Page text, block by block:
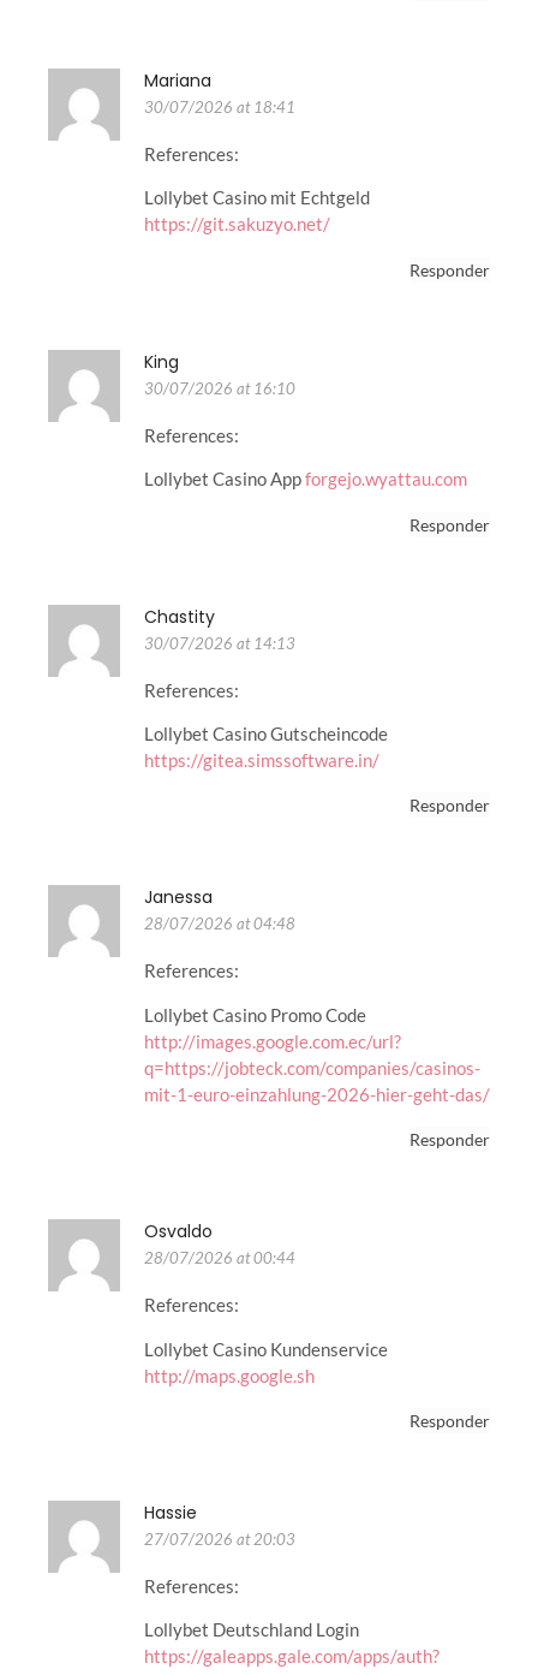
Mariana
30/07/2026 at 18:41
References:
Lollybet Casino mit Echtgeld
https://git.sakuzyo.net/
Responder
King
30/07/2026 at 16:10
References:
Lollybet Casino Appforgejo.wyattau.com
Responder
Chastity
30/07/2026 at 14:13
References:
Lollybet Casino Gutscheincode
https://gitea.simssoftware.in/
Responder
Janessa
28/07/2026 at 04:48
References:
Lollybet Casino Promo Code
http://images.google.com.ec/url?
q=https://jobteck.com/companies/casinos-
mit-1-euro-einzahlung-2026-hier-geht-das/
Responder
Osvaldo
28/07/2026 at 00:44
References:
Lollybet Casino Kundenservice
http://maps.google.sh
Responder
Hassie
27/07/2026 at 20:03
References:
Lollybet Deutschland Login
https://galeapps.gale.com/apps/auth?